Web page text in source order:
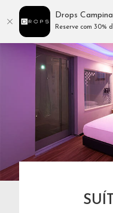
Drops
Reserve com 30%